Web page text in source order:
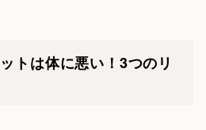
トは体に悪い！3つのリ